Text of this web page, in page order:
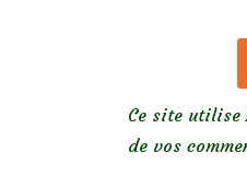
Ce site utilise
de vos